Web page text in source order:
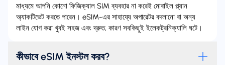
মাধ্যমে আপনি কোনো ফিজিক্যাল SIM ব্যবহার না করেই মোবাইল প্ল্যান
অ্যাকটিভেট করতে পারেন। eSIM-এর সাহায্যে অপারেটর বদলানো বা অন্য
লাইন যোগ করা খুবই সহজ এবং দ্রুত, কারণ সবকিছুই ইলেকট্রনিক্যালি ঘটে।
কীভাবে eSIM ইনস্টল করব?